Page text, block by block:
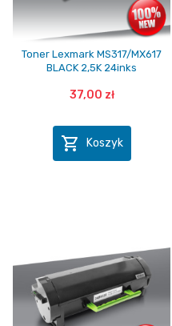
Toner Lexmark MS317/MX617
BLACK 2,5K 24inks
37,00 zł
 Koszyk